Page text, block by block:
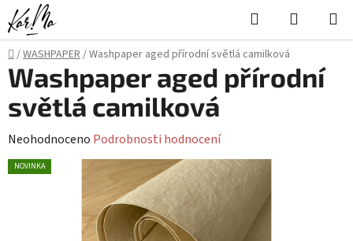
Přejít
na
obsah
Hledat
KOŠÍK
Domů
/WASHPAPER/Washpaper aged přírodní světlá camilková
Washpaper aged přírodní
světlá camilková
Průměrné
hodnocení
Neohodnoceno Podrobnosti hodnocení
NOVINKA